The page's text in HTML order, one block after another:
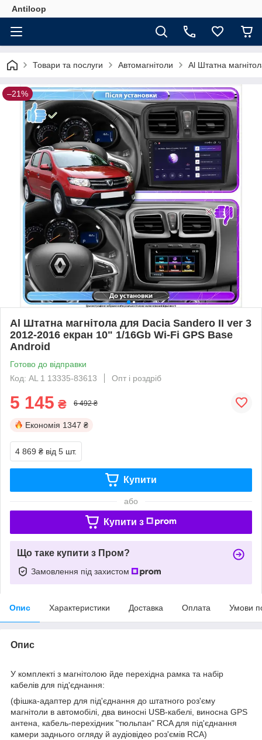
Antiloop
Товари та послуги Автомагнітоли Al Штатна
–21%
Al Штатна магнітола для Dacia Sandero II ver 3
2012-2016 екран 10" 1/16Gb Wi-Fi GPS Base
Android
Готово до відправки
Код: AL 1 13335-83613
Опт і роздріб
5 145 ₴ 6 492 ₴
Економія 1347 ₴
4 869 ₴ від 5 шт.
Купити
або
Купити з
Що таке купити з Пром?
Замовлення під захистом
Опис Характеристики Доставка Оплата Умови
Опис
У комплекті з магнітолою йде перехідна рамка та набір
кабелів для під'єднання:
(фішка-адаптер для під'єднання до штатного роз'єму
магнітоли в автомобілі, два виносні USB-кабелі, виносна GPS
антена, кабель-перехідник "тюльпан" RCA для під'єднання
камери заднього огляду й аудіовідео роз'ємів RCA)